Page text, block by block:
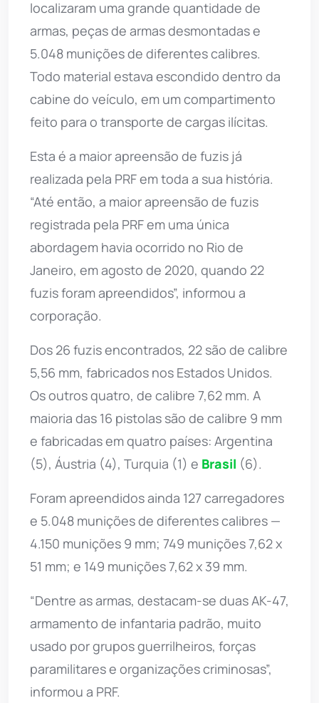
localizaram uma grande quantidade de
armas, peças de armas desmontadas e
5.048 munições de diferentes calibres.
Todo material estava escondido dentro da
cabine do veículo, em um compartimento
feito para o transporte de cargas ilícitas.
Esta é a maior apreensão de fuzis já
realizada pela PRF em toda a sua história.
“Até então, a maior apreensão de fuzis
registrada pela PRF em uma única
abordagem havia ocorrido no Rio de
Janeiro, em agosto de 2020, quando 22
fuzis foram apreendidos”, informou a
corporação.
Dos 26 fuzis encontrados, 22 são de calibre
5,56 mm, fabricados nos Estados Unidos.
Os outros quatro, de calibre 7,62 mm. A
maioria das 16 pistolas são de calibre 9 mm
e fabricadas em quatro países: Argentina
(5), Áustria (4), Turquia (1) e Brasil (6).
Foram apreendidos ainda 127 carregadores
e 5.048 munições de diferentes calibres —
4.150 munições 9 mm; 749 munições 7,62 x
51 mm; e 149 munições 7,62 x 39 mm.
“Dentre as armas, destacam-se duas AK-47,
armamento de infantaria padrão, muito
usado por grupos guerrilheiros, forças
paramilitares e organizações criminosas”,
informou a PRF.